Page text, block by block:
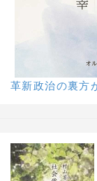
革新政治の裏方